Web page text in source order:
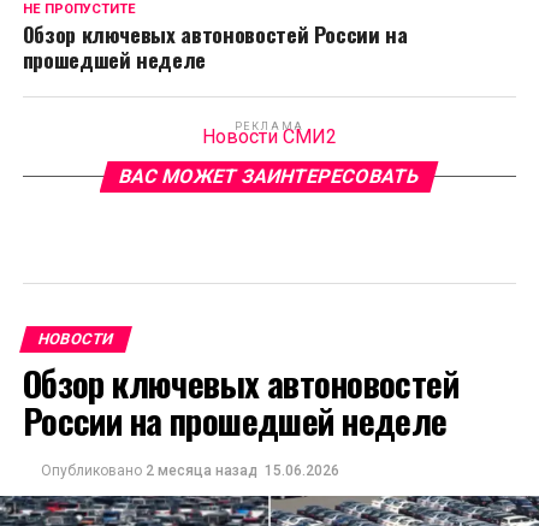
НЕ ПРОПУСТИТЕ
Обзор ключевых автоновостей России на
прошедшей неделе
РЕКЛАМА
Новости СМИ2
ВАС МОЖЕТ ЗАИНТЕРЕСОВАТЬ
НОВОСТИ
Обзор ключевых автоновостей
России на прошедшей неделе
Опубликовано 2 месяца назад 15.06.2026